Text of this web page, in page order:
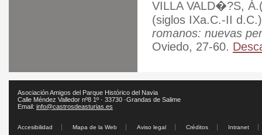
VILLA VALD�?S,
(siglos IXa.C.-II
romanos: nuevas
Oviedo, 27-60.
Asociación Amigos del Parque Histórico del Navia
Calle Méndez Valledor nº8 1º · 33730 ·Grandas de Salime
Email: info@castrosdeasturias.es
Accesibilidad Mapa de la Web Aviso legal Créditos Intranet